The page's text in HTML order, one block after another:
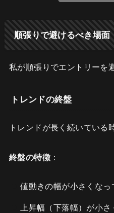
順張りで避けるべき場面
私が順張りでエントリーを
トレンドの終盤
トレンドが長く続いている
終盤の特徴：
値動きの幅が小さくなっ
上昇幅（下落幅）が小